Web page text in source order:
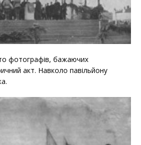
фотографів, бажаючих
акт. Навколо павільйону